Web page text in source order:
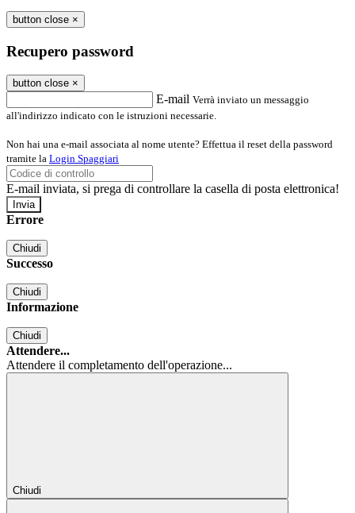
button close ×
Recupero password
button close ×
E-mail Verrà inviato un messaggio
all'indirizzo indicato con le istruzioni necessarie.
Non hai una e-mail associata al nome utente? Effettua il reset della password
tramite la Login Spaggiari
E-mail inviata, si prega di controllare la casella di posta elettronica!
Errore
Chiudi
Successo
Chiudi
Informazione
Chiudi
Attendere...
Attendere il completamento dell'operazione...
Chiudi